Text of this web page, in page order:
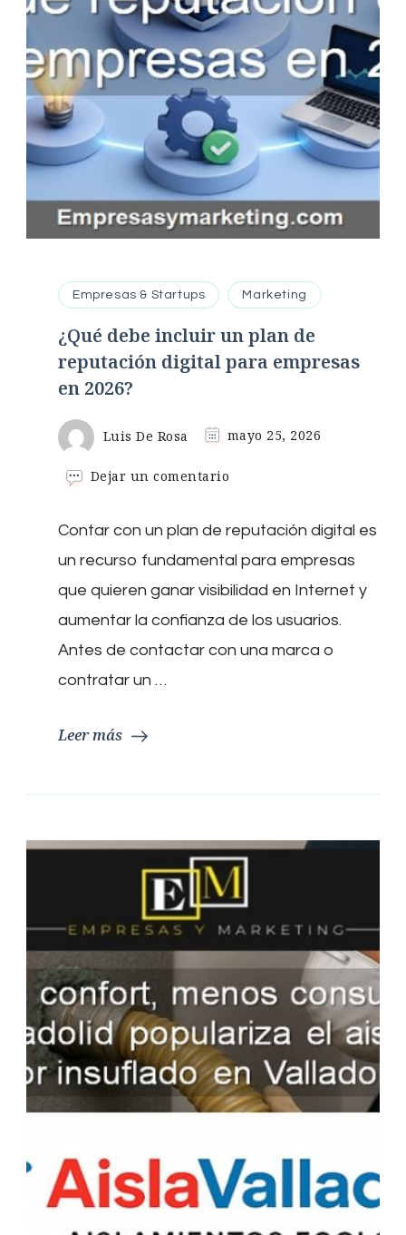
Empresas & Startups Marketing
¿Qué debe incluir un plan de
reputación digital para empresas
en 2026?
Luis De Rosa mayo 25, 2026
Dejar un comentario
incluir
un
plan
de
digital
para
Contar con un plan de reputación digital es
un recurso fundamental para empresas
que quieren ganar visibilidad en Internet y
aumentar la confianza de los usuarios.
Antes de contactar con una marca o
contratar un …
Leer más